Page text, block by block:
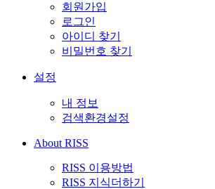
회원가입
로그인
아이디 찾기
비밀번호 찾기
설정
내 정보
검색환경설정
About RISS
RISS 이용방법
RISS 지식더하기